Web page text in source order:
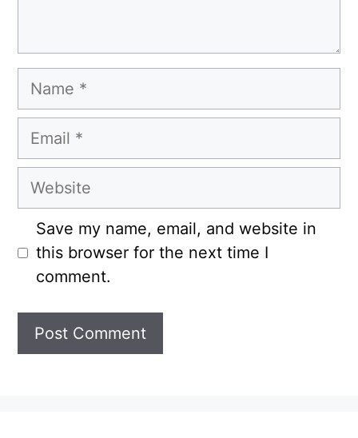
Name
Email
Website
Save my name, email, and website in
this browser for the next time I
comment.